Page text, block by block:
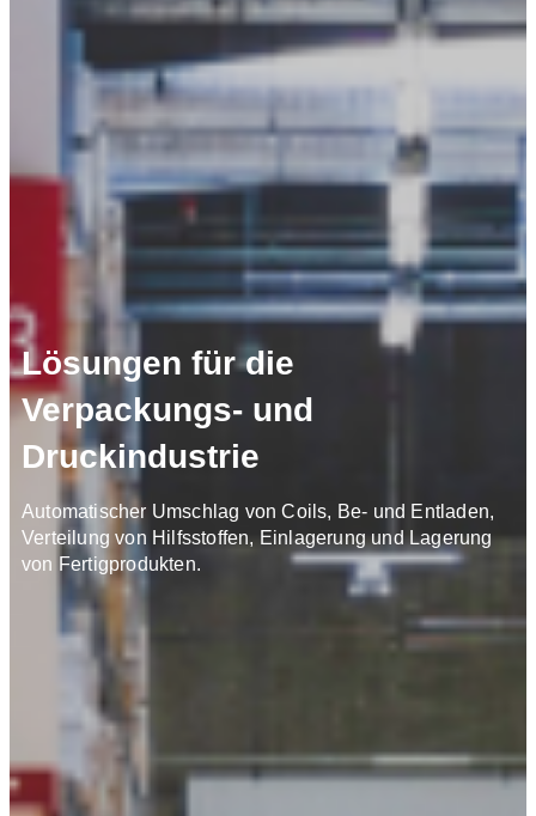
Lösungen für die
Verpackungs- und
Druckindustrie
Automatischer Umschlag von Coils, Be- und Entladen,
Verteilung von Hilfsstoffen, Einlagerung und Lagerung
von Fertigprodukten.